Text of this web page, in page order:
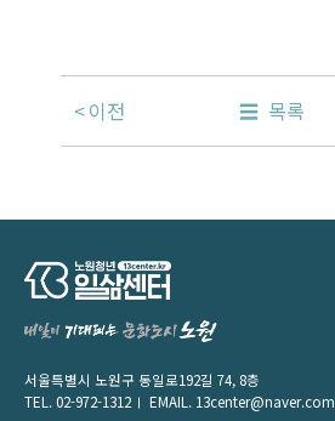
이전 목록
서울특별시 노원구 동일로192길 74, 8층
TEL.02-972-1312 EMAIL. 13center@naver.com